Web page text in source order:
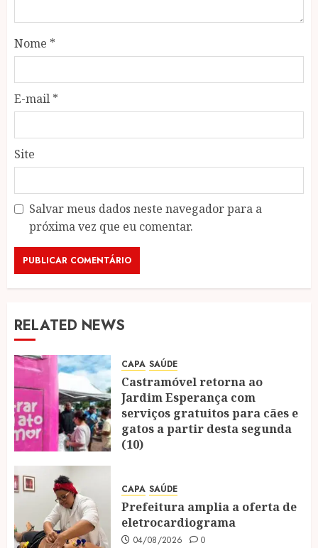
Nome *
E-mail *
Site
Salvar meus dados neste navegador para a
próxima vez que eu comentar.
RELATED NEWS
CAPA SAÚDE
Castramóvel retorna ao
Jardim Esperança com
serviços gratuitos para cães e
gatos a partir desta segunda
(10)
CAPA SAÚDE
Prefeitura amplia a oferta de
eletrocardiograma
04/08/2026 0